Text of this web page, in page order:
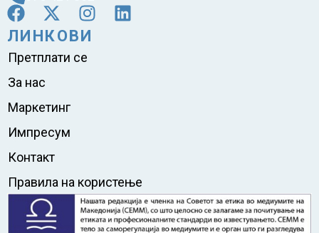
ЛИНКОВИ
Претплати се
За нас
Маркетинг
Импресум
Контакт
Правила на користење